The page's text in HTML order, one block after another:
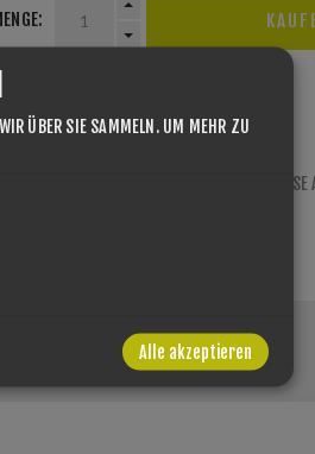
BITTE WÄHLEN SIE DIE
ÜBER SIE SAMMELN. UM MEHR ZU
Alle akzeptieren